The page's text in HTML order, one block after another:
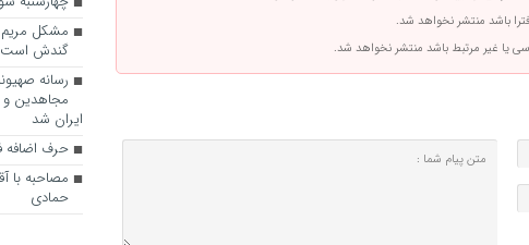
باشد منتشر نخواهد شد.
یا غیر مرتبط باشد منتشر نخواهد شد.
مشکل
گندش است
رسانه
مجاهدین و
ایران شد
حرف
مصاحبه با
حمادی